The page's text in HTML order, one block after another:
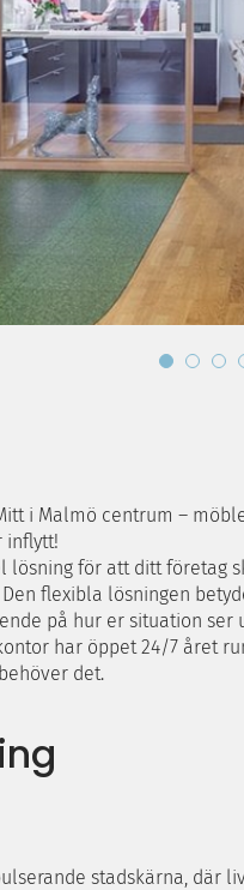
i Malmö centrum –
inflytt!
lösning för att ditt företag
flexibla lösningen
på hur er situation ser
har öppet 24/7 året
det.
stadskärna, där